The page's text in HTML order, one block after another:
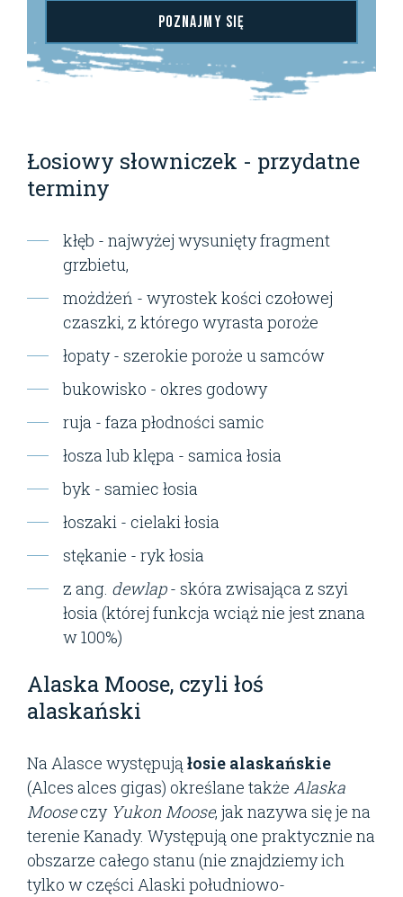
Poznajmy się
Łosiowy słowniczek - przydatne
terminy
kłęb - najwyżej wysunięty fragment
grzbietu,
możdżeń - wyrostek kości czołowej
czaszki, z którego wyrasta poroże
łopaty - szerokie poroże u samców
bukowisko - okres godowy
ruja - faza płodności samic
łosza lub klępa - samica łosia
byk - samiec łosia
łoszaki - cielaki łosia
stękanie - ryk łosia
z ang. dewlap- skóra zwisająca z szyi
łosia (której funkcja wciąż nie jest znana
w 100%)
Alaska Moose, czyli łoś
alaskański
Na Alasce występująłosie alaskańskie
(Alces alces gigas) określane także Alaska
Mooseczy Yukon Moose, jak nazywa się je na
terenie Kanady. Występują one praktycznie na
obszarze całego stanu (nie znajdziemy ich
tylko w części Alaski południowo-